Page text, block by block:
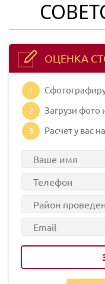
ОЦЕНКА
1
2
Загрузи
3
Расчет у вас